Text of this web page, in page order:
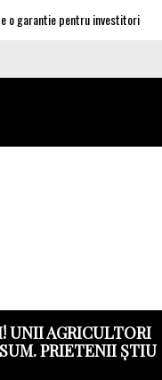
pentru investitori
UNII AGRICULTORI
PRIETENII ȘTIU